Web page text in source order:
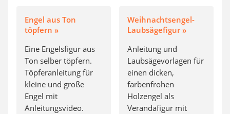
Engel aus Ton
töpfern »
Eine Engelsfigur aus
Ton selber töpfern.
Töpferanleitung für
kleine und große
Engel mit
Anleitungsvideo.
Weihnachtsengel-
Laubsägefigur »
Anleitung und
Laubsägevorlagen für
einen dicken,
farbenfrohen
Holzengel als
Verandafigur mit